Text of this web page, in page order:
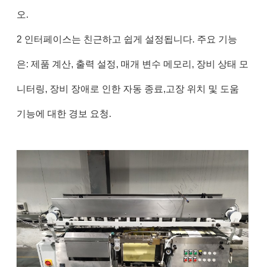
오.
2 인터페이스는 친근하고 쉽게 설정됩니다. 주요 기능
은: 제품 계산, 출력 설정, 매개 변수 메모리, 장비 상태 모
니터링, 장비 장애로 인한 자동 종료,고장 위치 및 도움
기능에 대한 경보 요청.